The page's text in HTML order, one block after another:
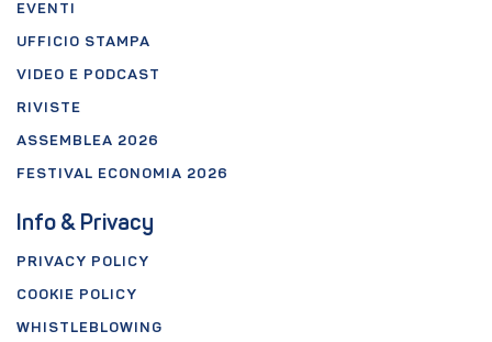
EVENTI
UFFICIO STAMPA
VIDEO E PODCAST
RIVISTE
ASSEMBLEA 2026
FESTIVAL ECONOMIA 2026
Info & Privacy
PRIVACY POLICY
COOKIE POLICY
WHISTLEBLOWING